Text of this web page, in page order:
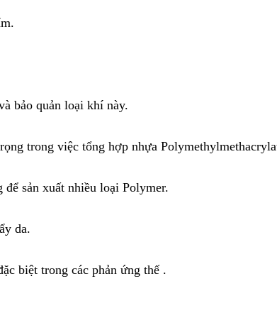
bảo quản loại khí này.
trong việc tổng hợp nhựa
sản xuất nhiều loại Polymer.
da.
biệt trong các phản ứng thế .